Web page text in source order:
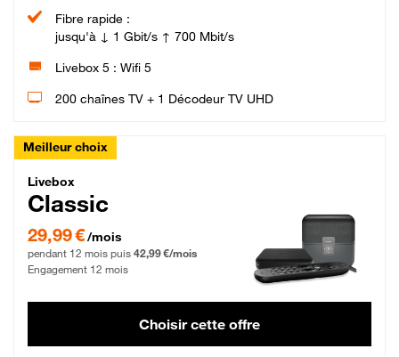
Fibre rapide :
jusqu'à ↓ 1 Gbit/s ↑ 700 Mbit/s
Livebox 5 : Wifi 5
200 chaînes TV + 1 Décodeur TV UHD
Meilleur choix
Livebox Classic Fibre
Livebox
Classic
29,99 € par mois pendant 12 mois puis 42,99 € par mois, Engagement 12 mois
29,99 €/mois
pendant 12 mois puis 42,99 €/mois
Engagement 12 mois
Choisir cette offre